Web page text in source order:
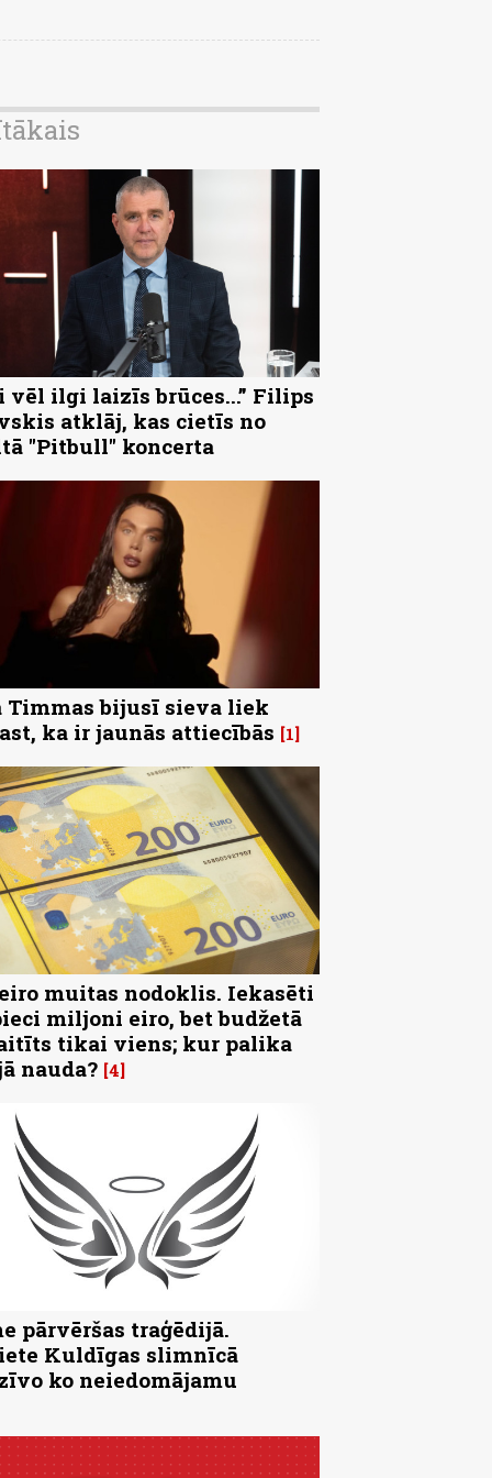
vēl ilgi laizīs brūces...” Filips
atklāj, kas cietīs no
"Pitbull" koncerta
Timmas bijusī sieva liek
ka ir jaunās attiecībās 1
muitas nodoklis. Iekasēti
miljoni eiro, bet budžetā
tikai viens; kur palika
nauda? 4
pārvēršas traģēdijā.
Kuldīgas slimnīcā
ko neiedomājamu